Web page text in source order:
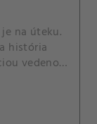
na úteku.
história
vedenou